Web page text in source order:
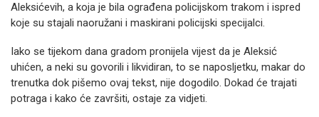
Aleksićevih, a koja je bila ograđena policijskom trakom i ispred
koje su stajali naoružani i maskirani policijski specijalci.
Iako se tijekom dana gradom pronijela vijest da je Aleksić
uhićen, a neki su govorili i likvidiran, to se naposljetku, makar do
trenutka dok pišemo ovaj tekst, nije dogodilo. Dokad će trajati
potraga i kako će završiti, ostaje za vidjeti.